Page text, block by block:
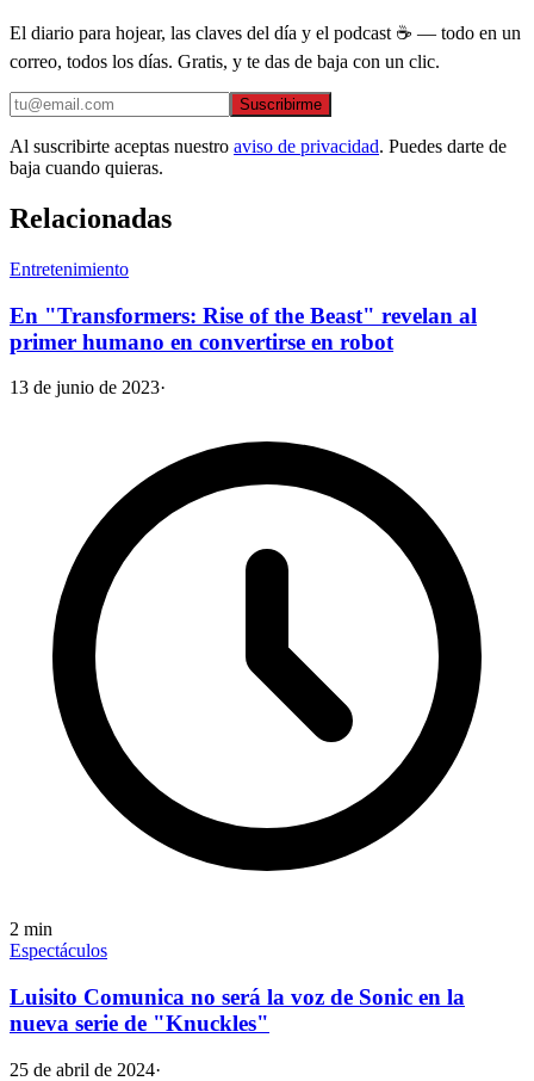
El diario para hojear, las claves del día y el podcast ☕ — todo en un
correo, todos los días. Gratis, y te das de baja con un clic.
Suscribirme
Al suscribirte aceptas nuestro aviso de privacidad. Puedes darte de
baja cuando quieras.
Relacionadas
Entretenimiento
En "Transformers: Rise of the Beast" revelan al
primer humano en convertirse en robot
13 de junio de 2023·
2 min
Espectáculos
Luisito Comunica no será la voz de Sonic en la
nueva serie de "Knuckles"
25 de abril de 2024·